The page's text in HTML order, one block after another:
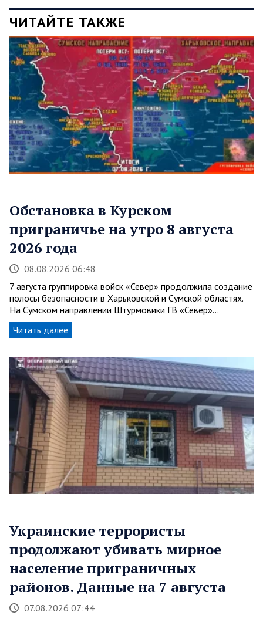
ЧИТАЙТЕ ТАКЖЕ
Обстановка в Курском
приграничье на утро 8 августа
2026 года
08.08.2026 06:48
7 августа группировка войск «Север» продолжила создание
полосы безопасности в Харьковской и Сумской областях.
На Сумском направлении Штурмовики ГВ «Север»…
Читать далее
Украинские террористы
продолжают убивать мирное
население приграничных
районов. Данные на 7 августа
07.08.2026 07:44